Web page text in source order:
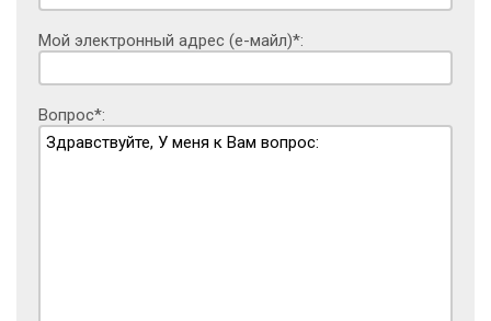
Мой электронный адрес (е-майл)*:
Вопрос*: